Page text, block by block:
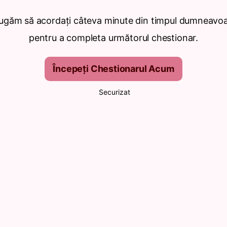
să acordați câteva minute din timpul
pentru a completa următorul chestionar.
Începeți Chestionarul Acum
Securizat